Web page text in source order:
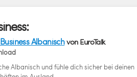
Albanischvon EuroTalk
Albanisch und fühle dich sicher bei deinen